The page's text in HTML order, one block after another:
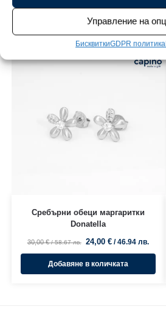
Управление на
БисквиткиGDPR политика
Свързани продукти
Сребърни обеци маргаритки
Donatella
30,00€ / 58.67 лв. 24,00 € / 46.94 лв.
Добавяне в количката